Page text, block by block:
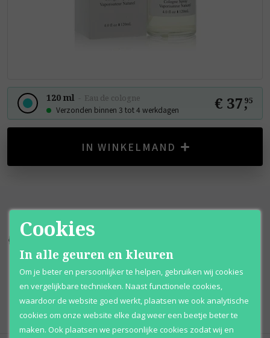
120 ml Eau de cologne
Verzonden binnen 3 tot 4 werkdagen € 37,
95
IN WINKELMAND
100% originele Afhalen mogelijk
Qshops Keurmerk
Cookies
In alle geuren en kleuren
Om je beter en persoonlijker te helpen, gebruiken wij cookies
en vergelijkbare technieken. Naast functionele cookies,
waardoor de website goed werkt, plaatsen we ook analytische
cookies om onze website elke dag weer een beetje beter te
maken. Ook plaatsen we persoonlijke cookies zodat wij en